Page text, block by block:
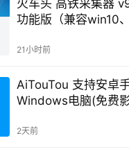
火车头 高铁采集器
功能版（兼容win10、
21小时前
AiTouTou 支持安卓
Windows电脑(免费
2天前